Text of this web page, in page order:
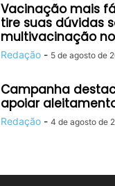
Vacinação mais
tire suas dúvidas
multivacinação no
Redação - 5 de agosto de
Campanha
apoiar
Redação - 4 de agosto de